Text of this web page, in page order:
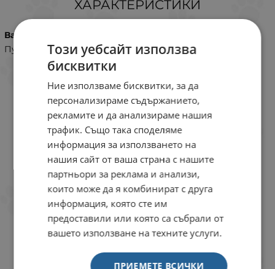
ХАРАКТЕРИСТИКИ
Вариант
Пуйка
ОТЗИВИ КЪМ ПРОДУКТ
Този уебсайт използва
бисквитки
Ние използваме бисквитки, за да
персонализираме съдържанието,
рекламите и да анализираме нашия
трафик. Също така споделяме
информация за използването на
нашия сайт от ваша страна с нашите
партньори за реклама и анализи,
които може да я комбинират с друга
информация, която сте им
предоставили или която са събрали от
вашето използване на техните услуги.
ПРИЕМЕТЕ ВСИЧКИ